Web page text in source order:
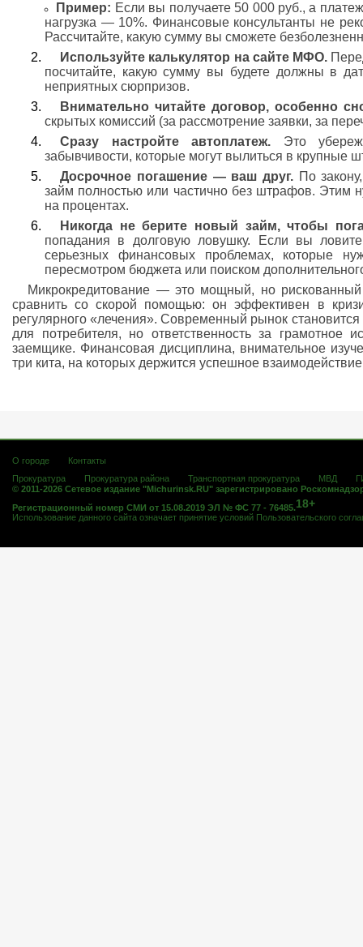
Пример: Если вы получаете 50 000 руб., а
нагрузка — 10%. Финансовые консультанты не
Рассчитайте, какую сумму вы сможете
Используйте калькулятор на сайте МФО.
посчитайте, какую сумму вы будете должны в
неприятных сюрпризов.
Внимательно читайте договор, особенно
скрытых комиссий (за рассмотрение заявки, за
Сразу настройте автоплатеж. Это
забывчивости, которые могут вылиться в крупные
Досрочное погашение — ваш друг. По
займ полностью или частично без штрафов. Этим
на процентах.
Никогда не берите новый займ, чтобы
попадания в долговую ловушку. Если вы
серьезных финансовых проблемах, которые
пересмотром бюджета или поиском
Микрокредитование — это мощный, но
сравнить со скорой помощью: он эффективен в
регулярного «лечения». Современный рынок
для потребителя, но ответственность за грамотное
заемщике. Финансовая дисциплина, внимательное
три кита, на которых держится успешное
О городе
Контакты
Прокуратура
Прокуратура района Транспортная прокуратура МВД
© 2011-2026 Сетевое издание "Michurinsk.RU" зарегистрировано
Регистрационный номер СМИ от 15.08.2019 ЭЛ № ФС 77 - 76485.18+
Использование данного сайта означает принятие условий Пользовательского